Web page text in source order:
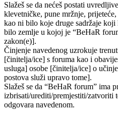
Slažeš se da nećeš postati
klevetničke, pune mržnje,
kao ni bilo koje druge sadržaje
bilo zemlje u kojoj je “BeHaR
zakon(e)].
Činjenje navedenog uzrokuje
[činitelja/ice] s foruma kao i
usluga] osobe [činitelja/ice] o
postova služi upravo tome].
Slažeš se da “BeHaR forum” ima
izbrisati/urediti/premjestiti/zatvoriti
odgovara navedenom.